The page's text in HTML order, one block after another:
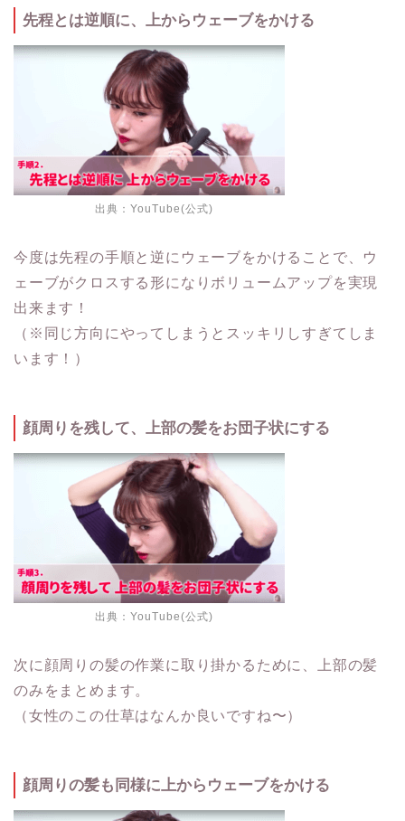
先程とは逆順に、上からウェーブをかける
出典： YouTube(公式)
今度は先程の手順と逆にウェーブをかけることで、ウ
ェーブがクロスする形になりボリュームアップを実現
出来ます！
（※同じ方向にやってしまうとスッキリしすぎてしま
います！）
顔周りを残して、上部の髪をお団子状にする
出典： YouTube(公式)
次に顔周りの髪の作業に取り掛かるために、上部の髪
のみをまとめます。
（女性のこの仕草はなんか良いですね〜）
顔周りの髪も同様に上からウェーブをかける